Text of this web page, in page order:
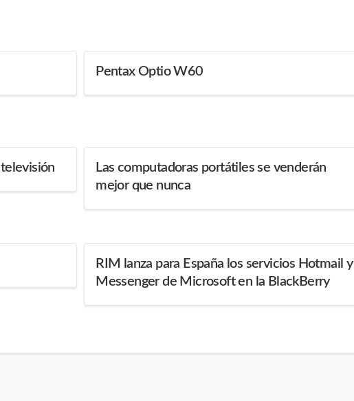
Pentax Optio W60
Las computadoras portátiles se venderán
mejor que nunca
RIM lanza para España los servicios Hotmail y
Messenger de Microsoft en la BlackBerry